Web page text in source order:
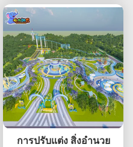
การปรับแต่ง สิ่งอํานวย